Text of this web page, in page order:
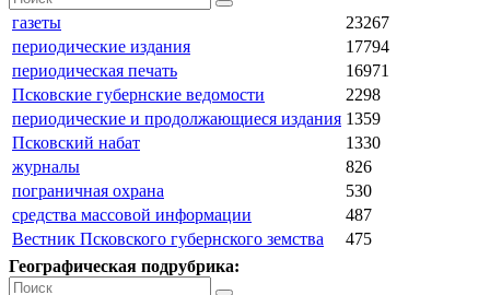
газеты
23267
периодические издания
17794
периодическая печать
16971
Псковские губернские ведомости
2298
периодические и продолжающиеся издания 1359
Псковский набат
1330
журналы
826
пограничная охрана
530
средства массовой информации
487
Вестник Псковского губернского земства
475
Географическая подрубрика: